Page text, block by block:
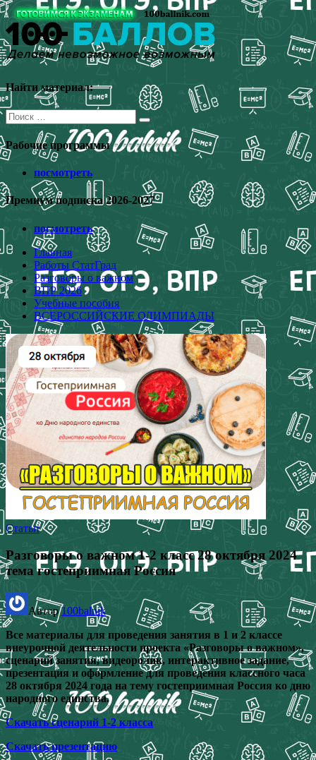
Перейти
к
содержимому
Найти материал:
Поиск
для:
Рабочие программы
посмотреть
Премиум подписка 2026-2027
посмотреть
Главная
Работы СтатГрад
Разговоры о важном
ВПР 2026
Учебные пособия
ВСЕРОССИЙСКИЕ ОЛИМПИАДЫ
Статьи
Разговоры о важном 1-2 класс 28 октября 2024
тема гостеприимная Россия
Автор100balnik
Все материалы для проведения занятия в 1 и 2 классе
внеурочной деятельности проекта «Разговоры о важном»,
сценарий занятия, видеоролик, интерактивное задание,
презентация и оформление для проведения классного часа
28 октября 2024 года на тему гостеприимная Россия ко дню
народного единства.
Скачать сценарий 1-2 класса
Скачать презентацию